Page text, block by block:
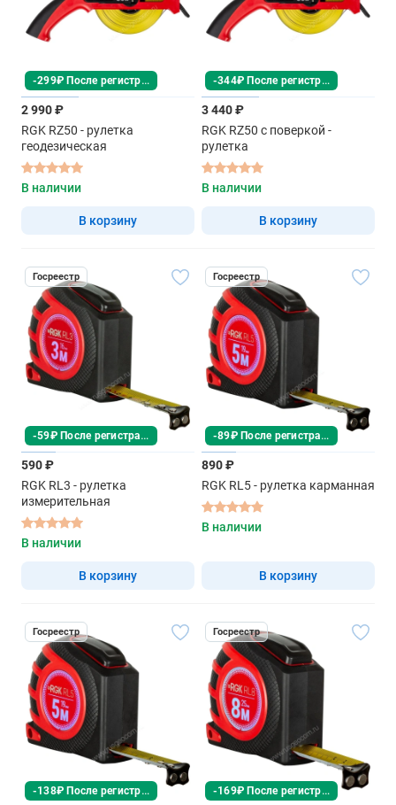
-299₽ После регистрации
2 990 ₽
RGK RZ50 - рулетка
геодезическая
В наличии
В корзину
-344₽ После регистрации
3 440 ₽
RGK RZ50 с поверкой -
рулетка
В наличии
В корзину
Госреестр
-59₽ После регистрации
590 ₽
RGK RL3 - рулетка
измерительная
В наличии
В корзину
Госреестр
-89₽ После регистрации
890 ₽
RGK RL5 - рулетка карманная
В наличии
В корзину
Госреестр
-138₽ После регистрации
Госреестр
-169₽ После регистрации